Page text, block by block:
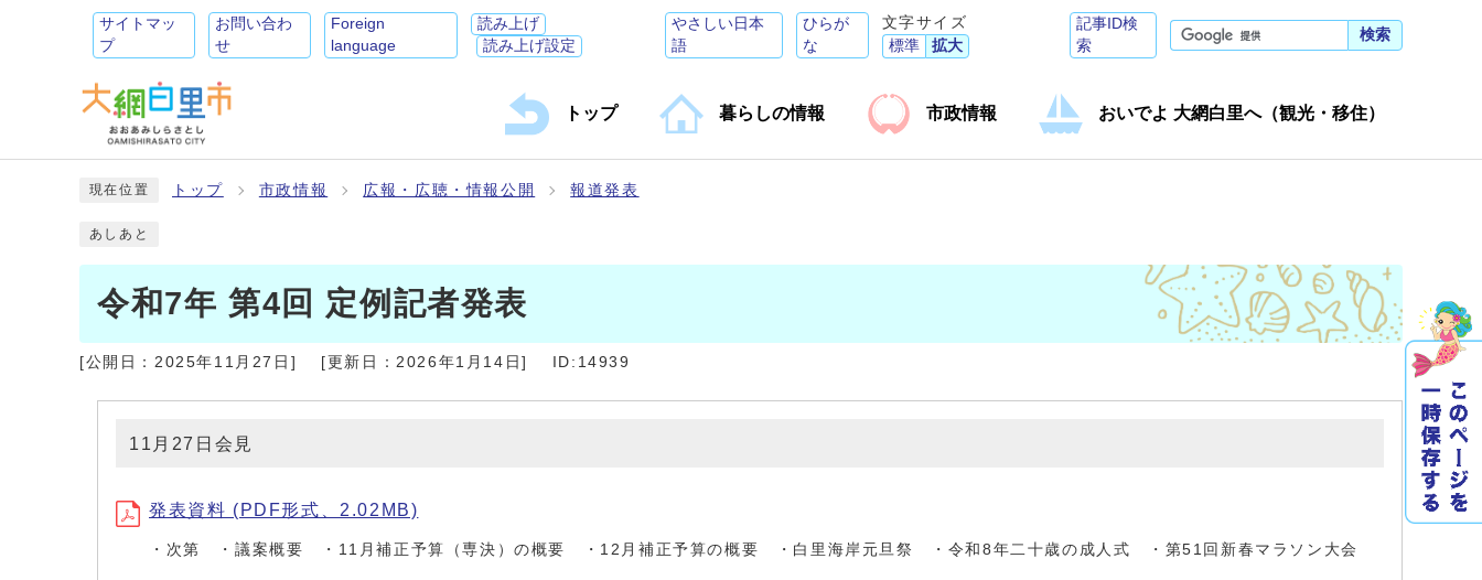
サイトマッ
プ
お問い合わ
せ
Foreign
language
読み上げ
読み上げ設定
やさしい日本
語
ひらが
な
文字サイズ
標準
拡大
記事ID検
索
検索
トップ 暮らしの情報 市政情報 おいでよ 大網白里へ（観光・移住）
現在位置 トップ 市政情報 広報・広聴・情報公開 報道発表
あしあと
令和7年 第4回 定例記者発表
[公開日： 2025年11月27日 ] [更新日：2026年1月14日] ID:14939
11月27日会見
発表資料 (PDF形式、2.02MB)
・次第 ・議案概要 ・11月補正予算（専決）の概要 ・12月補正予算の概要 ・白里海岸元旦祭 ・令和8年二十歳の成人式 ・第51回新春マラソン大会